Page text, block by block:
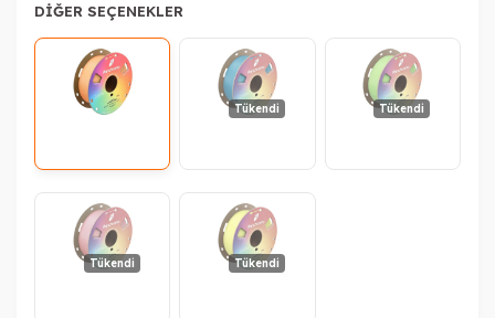
DIĞER SEÇENEKLER
Tükendi Tükendi
Tükendi Tükendi